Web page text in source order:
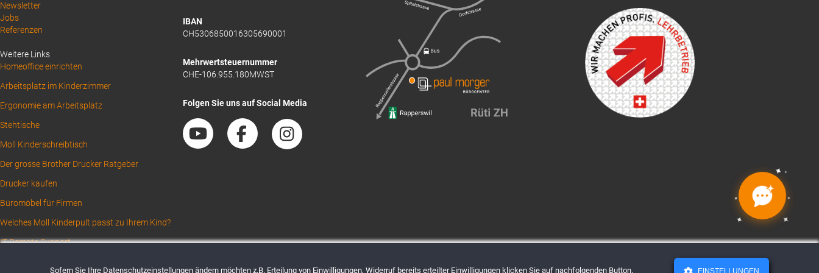
Above
Footer
Newsletter
Jobs
Referenzen
Weitere Links
Homeoffice einrichten
Arbeitsplatz im Kinderzimmer
Ergonomie am Arbeitsplatz
Stehtische
Moll Kinderschreibtisch
Der grosse Brother Drucker Ratgeber
Drucker kaufen
Büromöbel für Firmen
Welches Moll Kinderpult passt zu Ihrem Kind?
IT Remote Support
IBAN
CH5306850016305690001
Mehrwertsteuernummer
CHE-106.955.180MWST
Folgen Sie uns auf Social Media
✦
✦ ✦
✦
✦
Sofern Sie Ihre Datenschutzeinstellungen ändern möchten z.B. Erteilung von Einwilligungen, Widerruf bereits erteilter Einwilligungen klicken Sie auf nachfolgenden Button. EINSTELLUNGEN